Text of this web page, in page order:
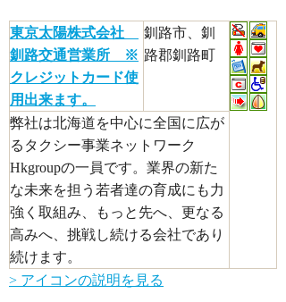
東京太陽株式会社
釧路交通営業所 ※
クレジットカード使
用出来ます。
釧路市、釧
路郡釧路町
弊社は北海道を中心に全国に広が
るタクシー事業ネットワーク
Hkgroupの一員です。業界の新た
な未来を担う若者達の育成にも力
強く取組み、もっと先へ、更なる
高みへ、挑戦し続ける会社であり
続けます。
> アイコンの説明を見る